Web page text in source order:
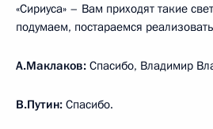
«Сириуса» – Вам приходят такие
подумаем, постараемся
А.Маклаков: Спасибо, Владимир
В.Путин: Спасибо.